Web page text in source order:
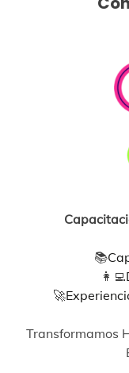
📚
👩‍💻
🚀
Transformamos